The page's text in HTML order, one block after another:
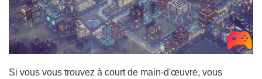
Si vous vous trouvez à court de main-d'œuvre, vous